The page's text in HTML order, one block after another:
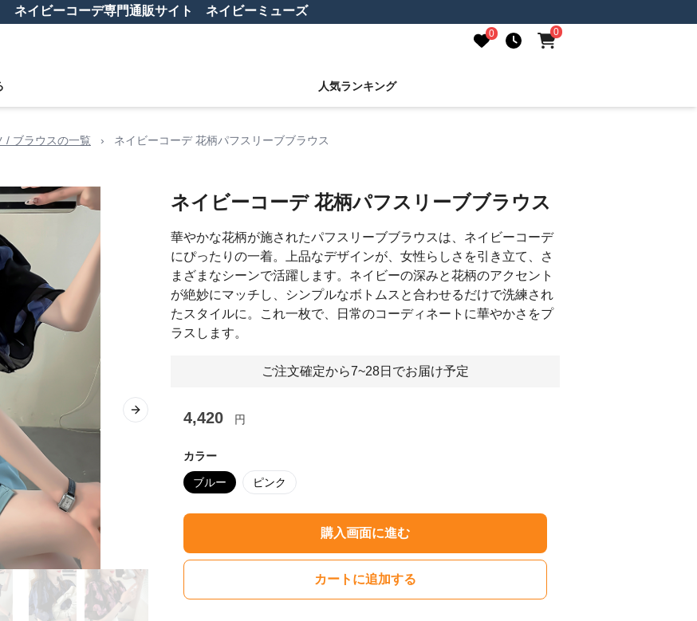
ネイビーコーデ専門通販サイト ネイビーミューズ
0 0
人気ランキング
/ ブラウスの一覧 › ネイビーコーデ 花柄パフスリーブブラウス
Next slide
ネイビーコーデ 花柄パフスリーブブラウス
華やかな花柄が施されたパフスリーブブラウスは、ネイビーコーデ
にぴったりの一着。上品なデザインが、女性らしさを引き立て、さ
まざまなシーンで活躍します。ネイビーの深みと花柄のアクセント
が絶妙にマッチし、シンプルなボトムスと合わせるだけで洗練され
たスタイルに。これ一枚で、日常のコーディネートに華やかさをプ
ラスします。
ご注文確定から7~28日でお届け予定
4,420 円
カラー
ブルー ピンク
購入画面に進む
カートに追加する